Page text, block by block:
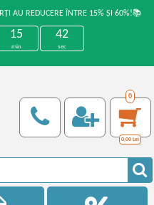
AU REDUCERE ÎNTRE 15% ȘI 60%!📚
15
min
42
sec
0
0,00 Lei